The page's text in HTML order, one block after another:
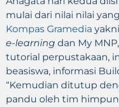
mulai dari nilai nilai
Kompas Gramedia
e-learning dan My
tutorial perpustakaan,
beasiswa, informasi
“Kemudian ditutup
pandu oleh tim